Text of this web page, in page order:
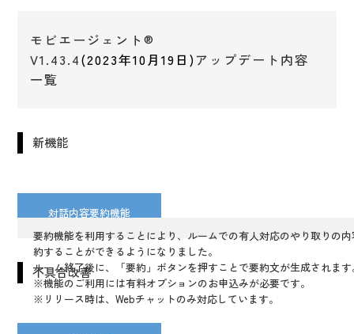
モビエージェント®
V1.43.4(2023年10月19日) アップデート内容
一覧
新機能
対話内容要約機能
要約機能を利用することにより、ルームでの有人対応のやり取りの
約することができるようになりました。
ルーム終了後に、「要約」ボタンを押すことで要約文が生成されま
※機能のご利用には有料オプションのお申込みが必要です。
※リリース時は、Webチャットのみ対応しています。
不具合改善